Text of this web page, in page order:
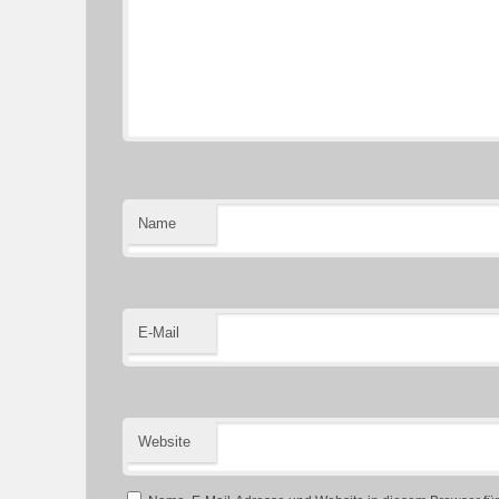
Name
E-Mail
Website